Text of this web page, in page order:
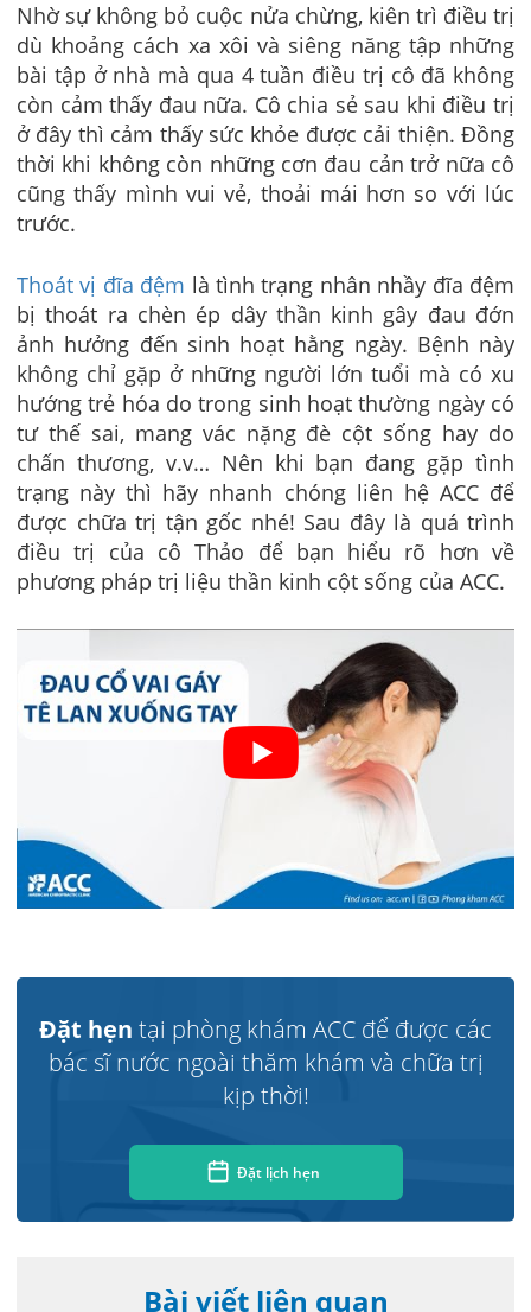
Nhờ sự không bỏ cuộc nửa chừng, kiên trì điều trị
dù khoảng cách xa xôi và siêng năng tập những
bài tập ở nhà mà qua 4 tuần điều trị cô đã không
còn cảm thấy đau nữa. Cô chia sẻ sau khi điều trị
ở đây thì cảm thấy sức khỏe được cải thiện. Đồng
thời khi không còn những cơn đau cản trở nữa cô
cũng thấy mình vui vẻ, thoải mái hơn so với lúc
trước.
Thoát vị đĩa đệm là tình trạng nhân nhầy đĩa đệm
bị thoát ra chèn ép dây thần kinh gây đau đớn
ảnh hưởng đến sinh hoạt hằng ngày. Bệnh này
không chỉ gặp ở những người lớn tuổi mà có xu
hướng trẻ hóa do trong sinh hoạt thường ngày có
tư thế sai, mang vác nặng đè cột sống hay do
chấn thương, v.v… Nên khi bạn đang gặp tình
trạng này thì hãy nhanh chóng liên hệ ACC để
được chữa trị tận gốc nhé! Sau đây là quá trình
điều trị của cô Thảo để bạn hiểu rõ hơn về
phương pháp trị liệu thần kinh cột sống của ACC.
Đặt hẹn tại phòng khám ACC để được các
bác sĩ nước ngoài thăm khám và chữa trị
kịp thời!
Đặt lịch hẹn
Bài viết liên quan